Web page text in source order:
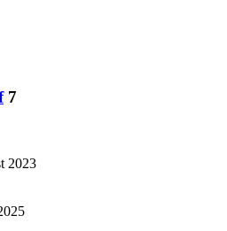
7
2023